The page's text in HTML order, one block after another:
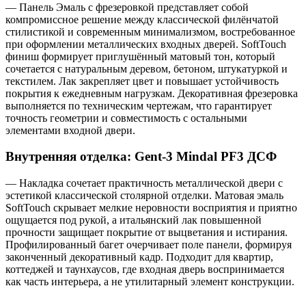
— Панель Эмаль с фрезеровкой представляет собой
компромиссное решение между классической филёнчатой
стилистикой и современным минимализмом, востребованное
при оформлении металлических входных дверей. SoftTouch
финиш формирует приглушённый матовый тон, который
сочетается с натуральным деревом, бетоном, штукатуркой и
текстилем. Лак закрепляет цвет и повышает устойчивость
покрытия к ежедневным нагрузкам. Декоративная фрезеровка
выполняется по техническим чертежам, что гарантирует
точность геометрии и совместимость с остальными
элементами входной двери.
Внутренняя отделка: Gent-3 Mindal PF3 ДСФ
— Накладка сочетает практичность металлической двери с
эстетикой классической столярной отделки. Матовая эмаль
SoftTouch скрывает мелкие неровности восприятия и приятно
ощущается под рукой, а итальянский лак повышенной
прочности защищает покрытие от выцветания и истирания.
Профилированный багет очерчивает поле панели, формируя
законченный декоративный кадр. Подходит для квартир,
коттеджей и таунхаусов, где входная дверь воспринимается
как часть интерьера, а не утилитарный элемент конструкции.